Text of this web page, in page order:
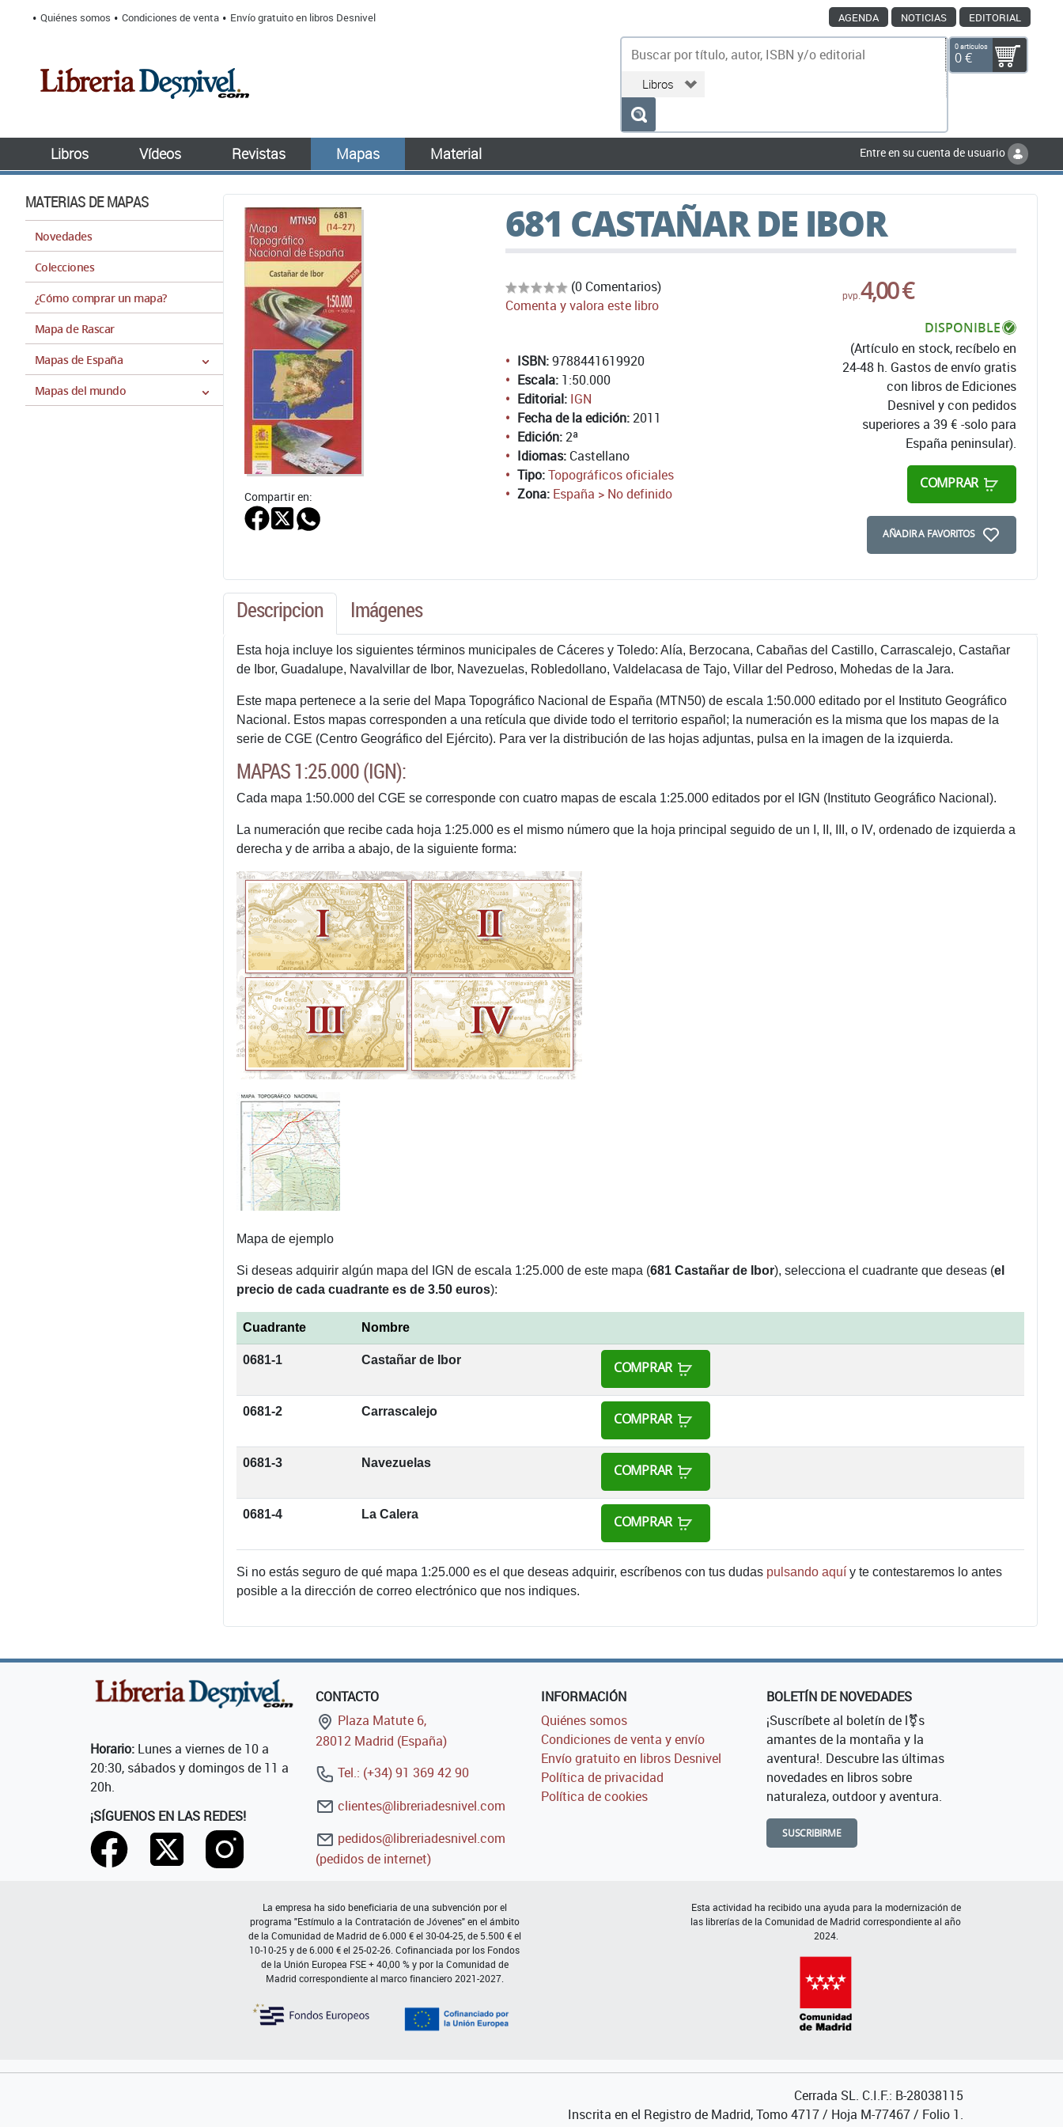
Quiénes somos Condiciones de venta Envío gratuito en libros Desnivel AGENDA NOTICIAS EDITORIAL
0 artículos
0 €
Libros Vídeos Revistas Mapas Material Entre en su cuenta de usuario
MATERIAS DE MAPAS
Novedades
Colecciones
¿Cómo comprar un mapa?
Mapa de Rascar
Mapas de España
Mapas del mundo
681 CASTAÑAR DE IBOR
Compartir en:
(0 Comentarios)
Comenta y valora este libro
pvp.4,00 €
DISPONIBLE
(Artículo en stock, recíbelo en
24-48 h. Gastos de envío gratis
con libros de Ediciones
Desnivel y con pedidos
superiores a 39 € -solo para
España peninsular).
COMPRAR
AÑADIR A FAVORITOS
ISBN:9788441619920
Escala: 1:50.000
Editorial: IGN
Fecha de la edición:2011
Edición:2ª
Idiomas: Castellano
Tipo:Topográficos oficiales
Zona: España > No definido
Descripcion Imágenes
Esta hoja incluye los siguientes términos municipales de Cáceres y Toledo: Alía, Berzocana, Cabañas del Castillo, Carrascalejo, Castañar
de Ibor, Guadalupe, Navalvillar de Ibor, Navezuelas, Robledollano, Valdelacasa de Tajo, Villar del Pedroso, Mohedas de la Jara.
Este mapa pertenece a la serie del Mapa Topográfico Nacional de España (MTN50) de escala 1:50.000 editado por el Instituto Geográfico
Nacional. Estos mapas corresponden a una retícula que divide todo el territorio español; la numeración es la misma que los mapas de la
serie de CGE (Centro Geográfico del Ejército). Para ver la distribución de las hojas adjuntas, pulsa en la imagen de la izquierda.
MAPAS 1:25.000 (IGN):
Cada mapa 1:50.000 del CGE se corresponde con cuatro mapas de escala 1:25.000 editados por el IGN (Instituto Geográfico Nacional).
La numeración que recibe cada hoja 1:25.000 es el mismo número que la hoja principal seguido de un I, II, III, o IV, ordenado de izquierda a
derecha y de arriba a abajo, de la siguiente forma:
Mapa de ejemplo
Si deseas adquirir algún mapa del IGN de escala 1:25.000 de este mapa (681 Castañar de Ibor), selecciona el cuadrante que deseas (el
precio de cada cuadrante es de 3.50 euros):
Cuadrante Nombre
0681-1 Castañar de Ibor COMPRAR
0681-2 Carrascalejo COMPRAR
0681-3 Navezuelas COMPRAR
0681-4 La Calera COMPRAR
Si no estás seguro de qué mapa 1:25.000 es el que deseas adquirir, escríbenos con tus dudas pulsando aquí y te contestaremos lo antes
posible a la dirección de correo electrónico que nos indiques.
Horario: Lunes a viernes de 10 a
20:30, sábados y domingos de 11 a
20h.
¡SÍGUENOS EN LAS REDES!
CONTACTO
Plaza Matute 6,
28012 Madrid (España)
Tel.: (+34) 91 369 42 90
clientes@libreriadesnivel.com
pedidos@libreriadesnivel.com
(pedidos de internet)
INFORMACIÓN
Quiénes somos
Condiciones de venta y envío
Envío gratuito en libros Desnivel
Política de privacidad
Política de cookies
BOLETÍN DE NOVEDADES
¡Suscríbete al boletín de l⚧s
amantes de la montaña y la
aventura!. Descubre las últimas
novedades en libros sobre
naturaleza, outdoor y aventura.
SUSCRIBIRME
La empresa ha sido beneficiaria de una subvención por el
programa "Estímulo a la Contratación de Jóvenes" en el ámbito
de la Comunidad de Madrid de 6.000 € el 30-04-25, de 5.500 € el
10-10-25 y de 6.000 € el 25-02-26. Cofinanciada por los Fondos
de la Unión Europea FSE + 40,00 % y por la Comunidad de
Madrid correspondiente al marco financiero 2021-2027.
Esta actividad ha recibido una ayuda para la modernización de
las librerías de la Comunidad de Madrid correspondiente al año
2024.
Cerrada SL. C.I.F.: B-28038115
Inscrita en el Registro de Madrid, Tomo 4717 / Hoja M-77467 / Folio 1.